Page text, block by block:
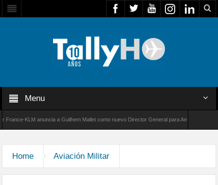
Menu
KLM anuncia a Guilhem Mallet como nuevo Director General para América Latina
Home Aviación Militar